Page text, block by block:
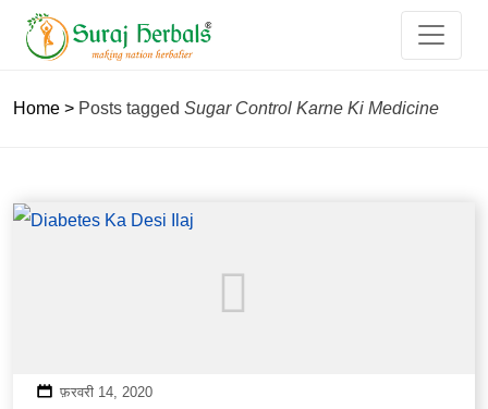
Home > Posts tagged Sugar Control Karne Ki Medicine
फ़रवरी 14, 2020